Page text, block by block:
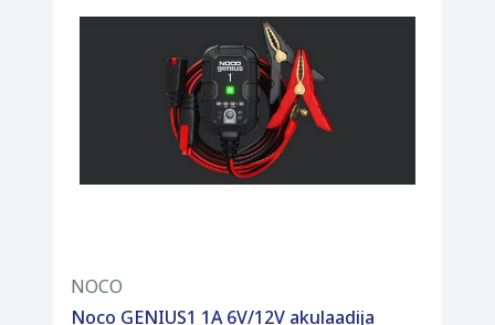
NOCO
Noco GENIUS1 1A 6V/12V akulaadija